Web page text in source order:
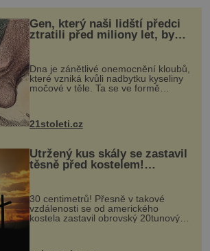
Gen, který naši lidští předci
ztratili před miliony let, by
mohl pomoci s léčbou
„nemoci králů“
Dna je zánětlivé onemocnění kloubů,
které vzniká kvůli nadbytku kyseliny
močové v těle. Ta se ve formě
nohou, a způsobuje bole...
21stoleti.cz
Utržený kus skály se zastavil
těsně před kostelem!
Ochránila ho boží síla?
30 centimetrů! Přesně v takové
vzdálenosti se od amerického
kostela zastavil obrovský 20tunový